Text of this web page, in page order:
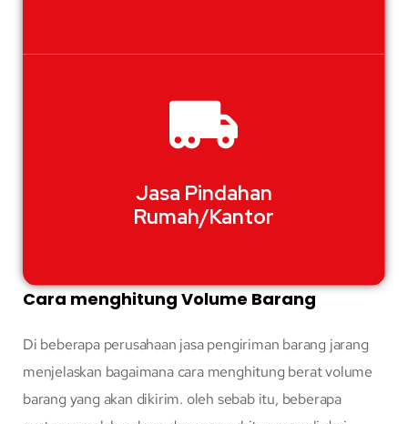
Jasa Pindahan
Rumah/Kantor
Cara menghitung Volume Barang
Di beberapa perusahaan jasa pengiriman barang jarang
menjelaskan bagaimana cara menghitung berat volume
barang yang akan dikirim. oleh sebab itu, beberapa